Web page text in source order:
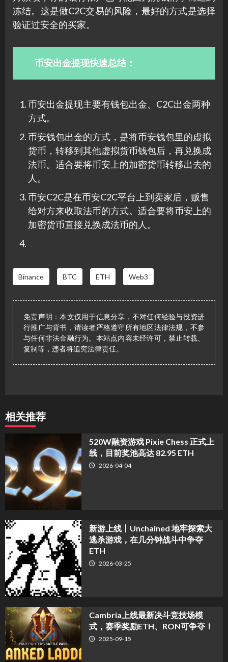
冻结。这是做C2C交易的风险，最好的方式是选择
验证过安全的买家。
币安出金提现快速总结：
币安出金提现主要有钱包出金、C2C出金两种
方式。
币安钱包出金的方式，是将币安钱包里的虚拟
货币，转移到其他虚拟货币钱包后，再兑换成
法币。适合要将币安上的加密货币转移出去的
人。
币安C2C是在币安C2C平台上到卖家后，贩售
给对方来收取法币的方式。适合要将币安上的
加密货币直接兑换成法币的人。
Binance BTC ETH Web3
免责声明：本文仅用于信息分享，不对任何经验与投资进
行推广与背书，请读者严格遵守所有地区法律法规，不参
与任何非法金融行为。本站点内容未经许可，禁止转载、
复制等，违者将追究法律责任。
相关推荐
520W融资游戏 Pixie Chess 正式上
线，目前奖池高达 82.95 ETH
2026-04-04
新游上线丨Unchained 地牢探索大
逃杀游戏，在几分钟战斗中争夺
ETH
2026-03-25
Cambria上线最新决斗竞技场模
式，赛季奖励ETH、RON可争夺！
2025-09-15